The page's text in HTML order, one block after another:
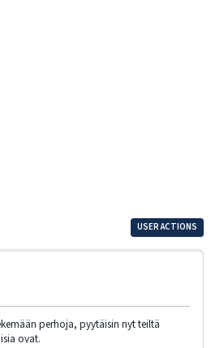
USER ACTIONS
perhoja, pyytäisin nyt teiltä
ovat.